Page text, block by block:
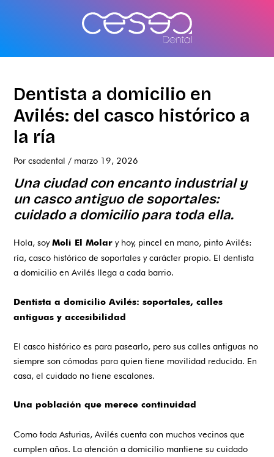
Dentista a domicilio en
Avilés: del casco histórico a
la ría
Porcsadental / marzo 19, 2026
Una ciudad con encanto industrial y
un casco antiguo de soportales:
cuidado a domicilio para toda ella.
Hola, soyMoli El Molar y hoy, pincel en mano, pinto Avilés:
ría, casco histórico de soportales y carácter propio. El dentista
a domicilio en Avilés llega a cada barrio.
Dentista a domicilio Avilés: soportales, calles
antiguas y accesibilidad
El casco histórico es para pasearlo, pero sus calles antiguas no
siempre son cómodas para quien tiene movilidad reducida. En
casa, el cuidado no tiene escalones.
Una población que merece continuidad
Como toda Asturias, Avilés cuenta con muchos vecinos que
cumplen años. La atención a domicilio mantiene su cuidado